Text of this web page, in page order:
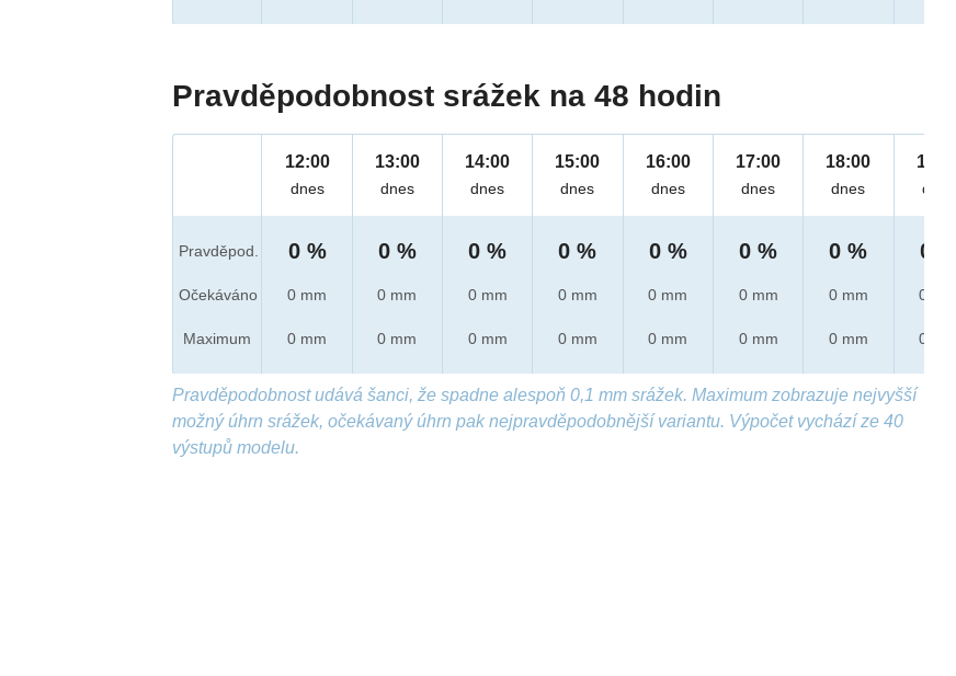
Pravděpodobnost srážek na 48 hodin
Pravděpod.
Očekáváno
Maximum
12:00
dnes
0 %
0 mm
0 mm
13:00
dnes
0 %
0 mm
0 mm
14:00
dnes
0 %
0 mm
0 mm
15:00
dnes
0 %
0 mm
0 mm
16:00
dnes
0 %
0 mm
0 mm
17:00
dnes
0 %
0 mm
0 mm
18:00
dnes
0 %
0 mm
0 mm
19:00
dnes
0 %
0 mm
0 mm
Pravděpodobnost udává šanci, že spadne alespoň 0,1 mm srážek. Maximum zobrazuje nejvyšší
možný úhrn srážek, očekávaný úhrn pak nejpravděpodobnější variantu. Výpočet vychází ze 40
výstupů modelu.